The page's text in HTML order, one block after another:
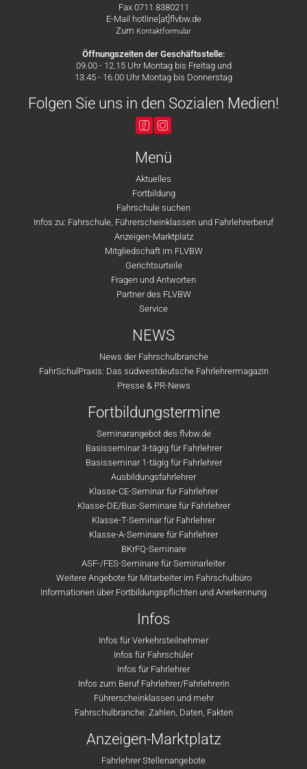
Fax 0711 8380211
E-Mail hotline[at]flvbw.de
Zum Kontaktformular
Öffnungszeiten der Geschäftsstelle:
09.00 - 12.15 Uhr Montag bis Freitag und
13.45 - 16.00 Uhr Montag bis Donnerstag
Folgen Sie uns in den Sozialen Medien!
Menü
Aktuelles
Fortbildung
Fahrschule suchen
Infos zu: Fahrschule, Führerscheinklassen und Fahrlehrerberuf
Anzeigen-Marktplatz
Mitgliedschaft im FLVBW
Gerichtsurteile
Fragen und Antworten
Partner des FLVBW
Service
NEWS
News der Fahrschulbranche
FahrSchulPraxis: Das südwestdeutsche Fahrlehrermagazin
Presse & PR-News
Fortbildungstermine
Seminarangebot des flvbw.de
Basisseminar 3-tägig für Fahrlehrer
Basisseminar 1-tägig für Fahrlehrer
Ausbildungsfahrlehrer
Klasse-CE-Seminar für Fahrlehrer
Klasse-DE/Bus-Seminare für Fahrlehrer
Klasse-T-Seminar für Fahrlehrer
Klasse-A-Seminare für Fahrlehrer
BKrFQ-Seminare
ASF-/FES-Seminare für Seminarleiter
Weitere Angebote für Mitarbeiter im Fahrschulbüro
Informationen über Fortbildungspflichten und Anerkennung
Infos
Infos für Verkehrsteilnehmer
Infos für Fahrschüler
Infos für Fahrlehrer
Infos zum Beruf Fahrlehrer/Fahrlehrerin
Führerscheinklassen und mehr
Fahrschulbranche: Zahlen, Daten, Fakten
Anzeigen-Marktplatz
Fahrlehrer Stellenangebote